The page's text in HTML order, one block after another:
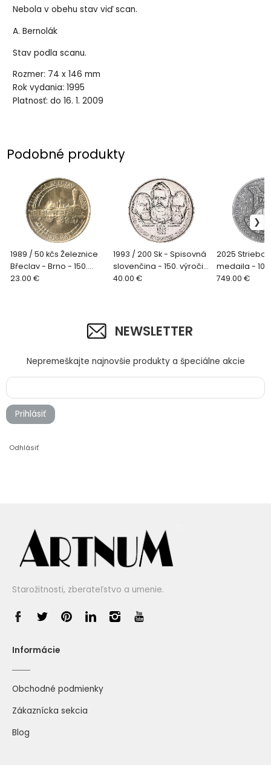
Nebola v obehu stav viď scan.
A. Bernolák
Stav podla scanu.
Rozmer: 74 x 146 mm
Rok vydania: 1995
Platnosť: do 16. 1. 2009
Podobné produkty
1989 / 50 kčs Železnice
Břeclav - Brno - 150.
výročie zahájenia žel.
23.00 €
1993 / 200 Sk - Spisovná
slovenčina - 150. výročie
kodifikácie Bk.
40.00 €
2025
medaila -
razby prvej
749.00 €
NEWSLETTER
Nepremeškajte najnovšie produkty a špeciálne akcie
Prihlásiť
Odhlásiť
Starožitnosti, zberateľstvo a umenie.
Informácie
Obchodné podmienky
Zákaznícka sekcia
Blog